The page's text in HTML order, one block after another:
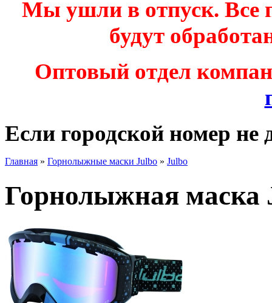
Мы ушли в отпуск. Все
будут
Оптовый отдел
Если городской номер не
Главная » Горнолыжные маски Julbo » Julbo
Горнолыжная маска